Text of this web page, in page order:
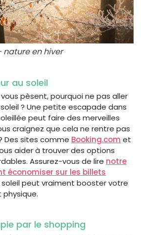
en hiver
au soleil
pèsent, pourquoi ne pas aller
? Une petite escapade dans
peut faire des merveilles
craignez que cela ne rentre pas
Des sites comme Booking.com et
aider à trouver des options
Assurez-vous de lire notre
économiser sur les billets
soleil peut vraiment booster votre
par le shopping